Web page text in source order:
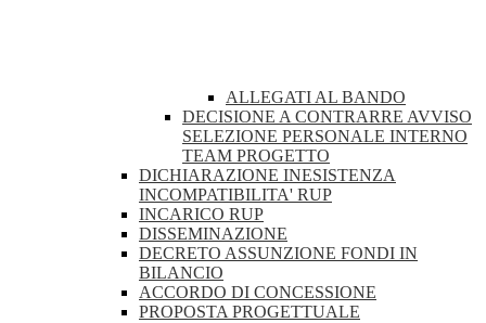
ALLEGATI AL BANDO
DECISIONE A CONTRARRE AVVISO
SELEZIONE PERSONALE INTERNO
TEAM PROGETTO
DICHIARAZIONE INESISTENZA
INCOMPATIBILITA' RUP
INCARICO RUP
DISSEMINAZIONE
DECRETO ASSUNZIONE FONDI IN
BILANCIO
ACCORDO DI CONCESSIONE
PROPOSTA PROGETTUALE